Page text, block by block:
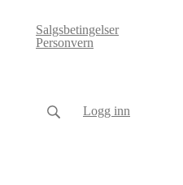
Salgsbetingelser
Personvern
Logg inn